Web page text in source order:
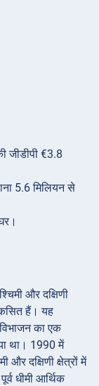
जीडीपी €3.8
5.6 मिलियन से
और दक्षिणी
हैं। यह
विभाजन का एक
था। 1990 में
और दक्षिणी क्षेत्रों में
धीमी आर्थिक